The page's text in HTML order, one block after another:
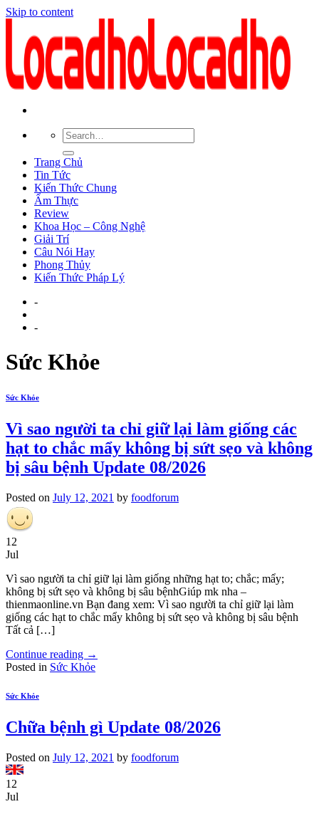
Skip to content
Trang Chủ
Tin Tức
Kiến Thức Chung
Ẩm Thực
Review
Khoa Học – Công Nghệ
Giải Trí
Câu Nói Hay
Phong Thủy
Kiến Thức Pháp Lý
-
-
Sức Khỏe
Sức Khỏe
Vì sao người ta chỉ giữ lại làm giống các
hạt to chắc mẩy không bị sứt sẹo và không
bị sâu bệnh Update 08/2026
Posted on July 12, 2021 by foodforum
12
Jul
Vì sao người ta chỉ giữ lại làm giống những hạt to; chắc; mẩy;
không bị sứt sẹo và không bị sâu bệnh​Giúp mk nha –
thienmaonline.vn Bạn đang xem: Vì sao người ta chỉ giữ lại làm
giống các hạt to chắc mẩy không bị sứt sẹo và không bị sâu bệnh
Tất cả […]
Continue reading →
Posted in Sức Khỏe
Sức Khỏe
Chữa bệnh gì Update 08/2026
Posted on July 12, 2021 by foodforum
12
Jul